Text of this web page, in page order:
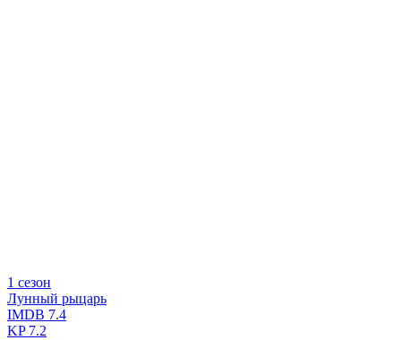
1 сезон
Лунный рыцарь
IMDB 7.4
KP7.2